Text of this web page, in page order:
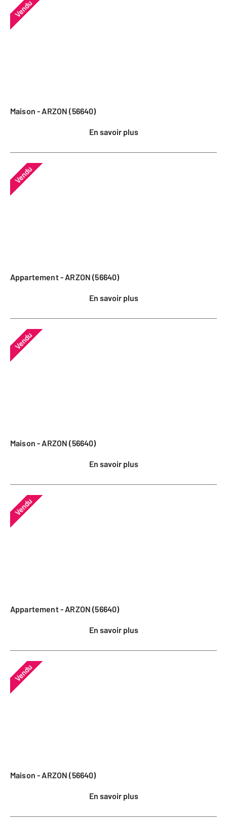
Vendu
Maison - ARZON (56640)
En savoir plus
Vendu
Appartement - ARZON (56640)
En savoir plus
Vendu
Maison - ARZON (56640)
En savoir plus
Vendu
Appartement - ARZON (56640)
En savoir plus
Vendu
Maison - ARZON (56640)
En savoir plus